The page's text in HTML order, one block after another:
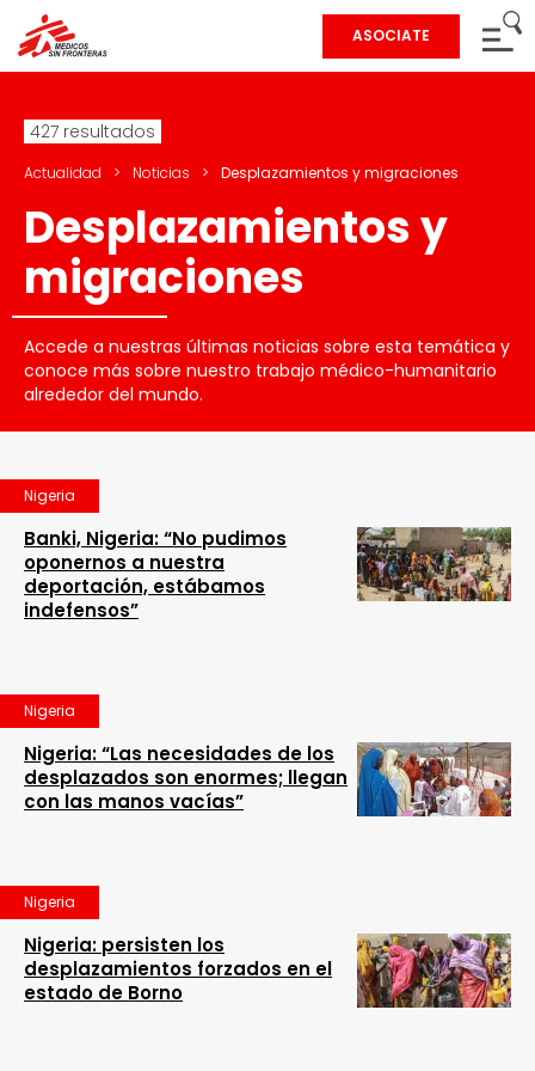
ASOCIATE
427 resultados
Actualidad > Noticias > Desplazamientos y migraciones
Desplazamientos y
migraciones
Accede a nuestras últimas noticias sobre esta temática y
conoce más sobre nuestro trabajo médico-humanitario
alrededor del mundo.
Nigeria
Banki, Nigeria: “No pudimos
oponernos a nuestra
deportación, estábamos
indefensos”
Nigeria
Nigeria: “Las necesidades de los
desplazados son enormes; llegan
con las manos vacías”
Nigeria
Nigeria: persisten los
desplazamientos forzados en el
estado de Borno